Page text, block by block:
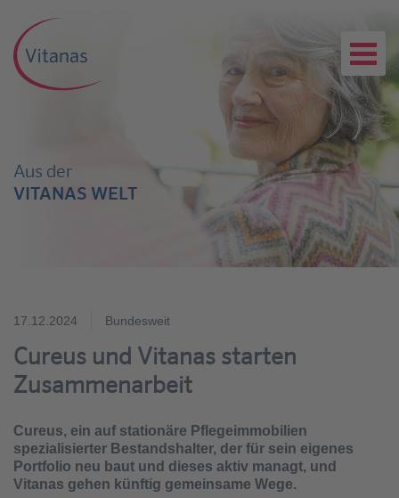
Aus der
VITANAS WELT
17.12.2024 Bundesweit
Cureus und Vitanas starten
Zusammenarbeit
Cureus, ein auf stationäre Pflegeimmobilien
spezialisierter Bestandshalter, der für sein eigenes
Portfolio neu baut und dieses aktiv managt, und
Vitanas gehen künftig gemeinsame Wege.